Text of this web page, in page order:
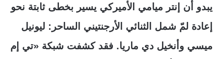
يبدو أن إنتر ميامي الأميركي يسير بخطى ثابتة نحو
إعادة لمّ شمل الثنائي الأرجنتيني الساحر: ليونيل
ميسي وأنخيل دي ماريا. فقد كشفت شبكة «تي إم